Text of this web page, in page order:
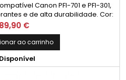
Canon PFI-701 e PFI-301,
e de alta durabilidade. Cor:
Capacidade: 700ml
Preço
89,90 €
ao carrinho
Disponível